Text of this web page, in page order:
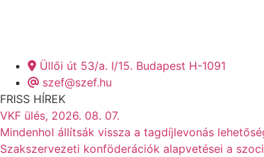
Üllői út 53/a. I/15. Budapest H-1091
szef@szef.hu
FRISS HÍREK
VKF ülés, 2026. 08. 07.
Mindenhol állítsák vissza a tagdíjlevonás
Szakszervezeti konföderációk alapvetései a